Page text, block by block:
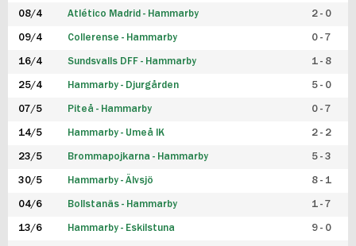
08/4 Atlético Madrid - Hammarby 2 - 0
09/4 Collerense - Hammarby 0 - 7
16/4 Sundsvalls DFF - Hammarby 1 - 8
25/4 Hammarby - Djurgården 5 - 0
07/5 Piteå - Hammarby 0 - 7
14/5 Hammarby - Umeå IK 2 - 2
23/5 Brommapojkarna - Hammarby 5 - 3
30/5 Hammarby - Älvsjö 8 - 1
04/6 Bollstanäs - Hammarby 1 - 7
13/6 Hammarby - Eskilstuna 9 - 0